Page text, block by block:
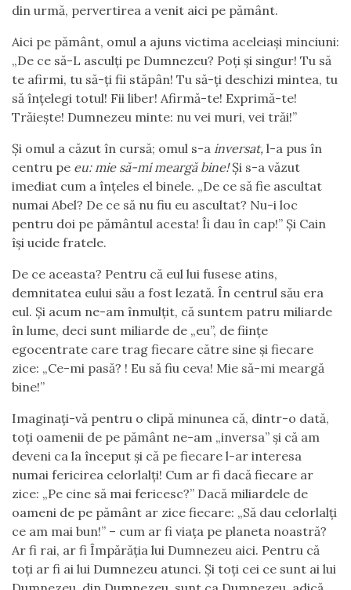
din urmă, pervertirea a venit aici pe pământ.
Aici pe pământ, omul a ajuns victima aceleiași minciuni:
„De ce să-L asculți pe Dumnezeu? Poți și singur! Tu să
te afirmi, tu să-ți fii stăpân! Tu să-ți deschizi mintea, tu
să înțelegi totul! Fii liber! Afirmă-te! Exprimă-te!
Trăiește! Dumnezeu minte: nu vei muri, vei trăi!”
Și omul a căzut în cursă; omul s-a inversat, l-a pus în
centru pe eu: mie să-mi meargă bine!Și s-a văzut
imediat cum a înțeles el binele. „De ce să fie ascultat
numai Abel? De ce să nu fiu eu ascultat? Nu-i loc
pentru doi pe pământul acesta! Îi dau în cap!” Și Cain
își ucide fratele.
De ce aceasta? Pentru că eul lui fusese atins,
demnitatea eului său a fost lezată. În centrul său era
eul. Și acum ne-am înmulțit, că suntem patru miliarde
în lume, deci sunt miliarde de „eu”, de ființe
egocentrate care trag fiecare către sine și fiecare
zice: „Ce-mi pasă? ! Eu să fiu ceva! Mie să-mi meargă
bine!”
Imaginați-vă pentru o clipă minunea că, dintr-o dată,
toți oamenii de pe pământ ne-am „inversa” și că am
deveni ca la început și că pe fiecare l-ar interesa
numai fericirea celorlalți! Cum ar fi dacă fiecare ar
zice: „Pe cine să mai fericesc?” Dacă miliardele de
oameni de pe pământ ar zice fiecare: „Să dau celorlalți
ce am mai bun!” – cum ar fi viața pe planeta noastră?
Ar fi rai, ar fi Împărăția lui Dumnezeu aici. Pentru că
toți ar fi ai lui Dumnezeu atunci. Și toți cei ce sunt ai lui